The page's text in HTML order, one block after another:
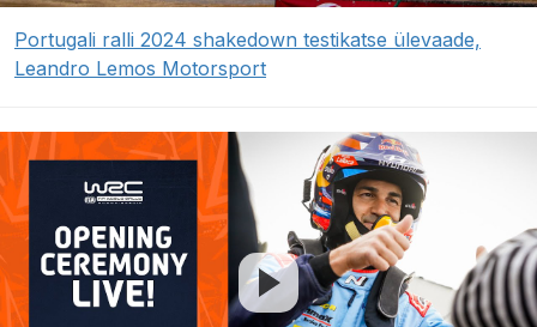
Portugali ralli 2024 shakedown testikatse ülevaade,
Leandro Lemos Motorsport